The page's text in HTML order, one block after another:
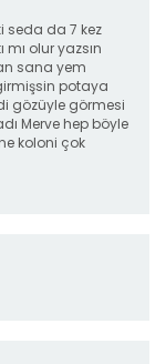
seda da 7 kez
olur yazsın
sana yem
potaya
gözüyle görmesi
Merve hep böyle
koloni çok